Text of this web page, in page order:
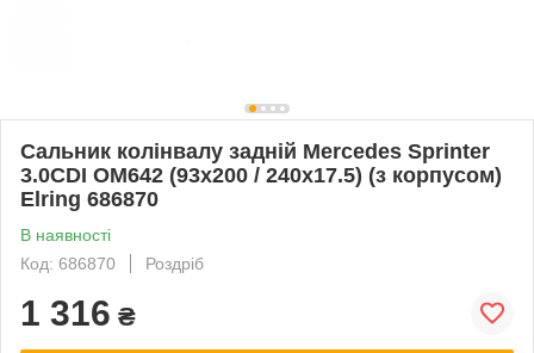
Сальник колінвалу задній Mercedes Sprinter
3.0CDI OM642 (93x200 / 240x17.5) (з корпусом)
Elring 686870
В наявності
Код: 686870
Роздріб
1 316 ₴